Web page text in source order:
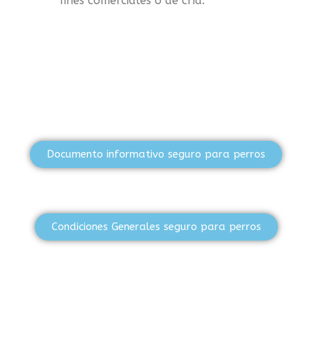
Documento informativo seguro para perros
Condiciones Generales seguro para perros